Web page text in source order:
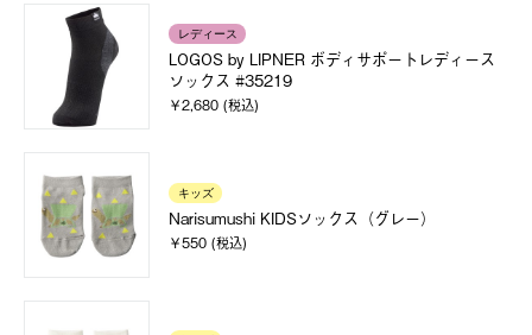
レディース
LOGOS by LIPNER ボディサポートレディース
ソックス #35219
￥2,680 (税込)
キッズ
Narisumushi KIDSソックス（グレー）
￥550 (税込)